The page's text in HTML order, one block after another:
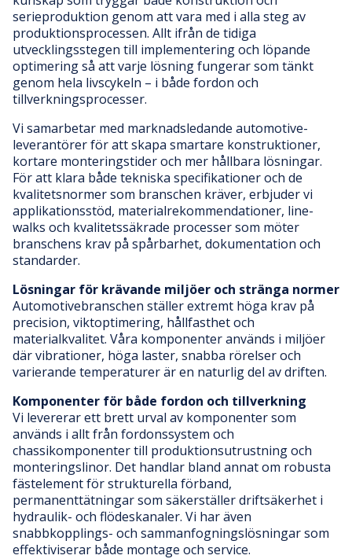
serieproduktion genom att vara med i alla steg av
produktionsprocessen. Allt ifrån de tidiga
utvecklingsstegen till implementering och löpande
optimering så att varje lösning fungerar som tänkt
genom hela livscykeln – i både fordon och
tillverkningsprocesser.
Vi samarbetar med marknadsledande automotive-
leverantörer för att skapa smartare konstruktioner,
kortare monteringstider och mer hållbara lösningar.
För att klara både tekniska specifikationer och de
kvalitetsnormer som branschen kräver, erbjuder vi
applikationsstöd, materialrekommendationer, line-
walks och kvalitetssäkrade processer som möter
branschens krav på spårbarhet, dokumentation och
standarder.
Lösningar för krävande miljöer och stränga normer
Automotivebranschen ställer extremt höga krav på
precision, viktoptimering, hållfasthet och
materialkvalitet. Våra komponenter används i miljöer
där vibrationer, höga laster, snabba rörelser och
varierande temperaturer är en naturlig del av driften.
Komponenter för både fordon och tillverkning
Vi levererar ett brett urval av komponenter som
används i allt från fordonssystem och
chassikomponenter till produktionsutrustning och
monteringslinor. Det handlar bland annat om robusta
fästelement för strukturella förband,
permanenttätningar som säkerställer driftsäkerhet i
hydraulik- och flödeskanaler. Vi har även
snabbkopplings- och sammanfogningslösningar som
effektiviserar både montage och service.